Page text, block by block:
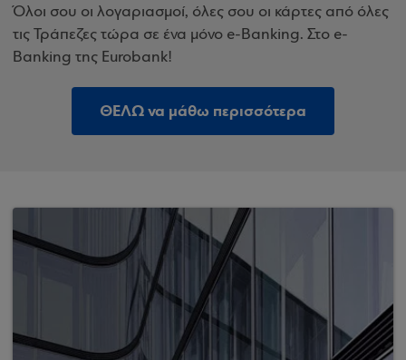
Όλοι σου οι λογαριασμοί, όλες σου οι κάρτες από όλες
τις Τράπεζες τώρα σε ένα μόνο e-Banking. Στο e-
Banking της Eurobank!
ΘΕΛΩ να μάθω περισσότερα